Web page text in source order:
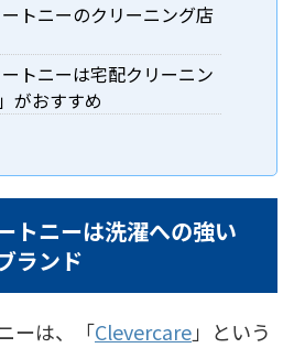
トニーのクリーニング店
トニーは宅配クリーニン
がおすすめ
トニーは洗濯への強い
ランド
ーは、「Clevercare」という